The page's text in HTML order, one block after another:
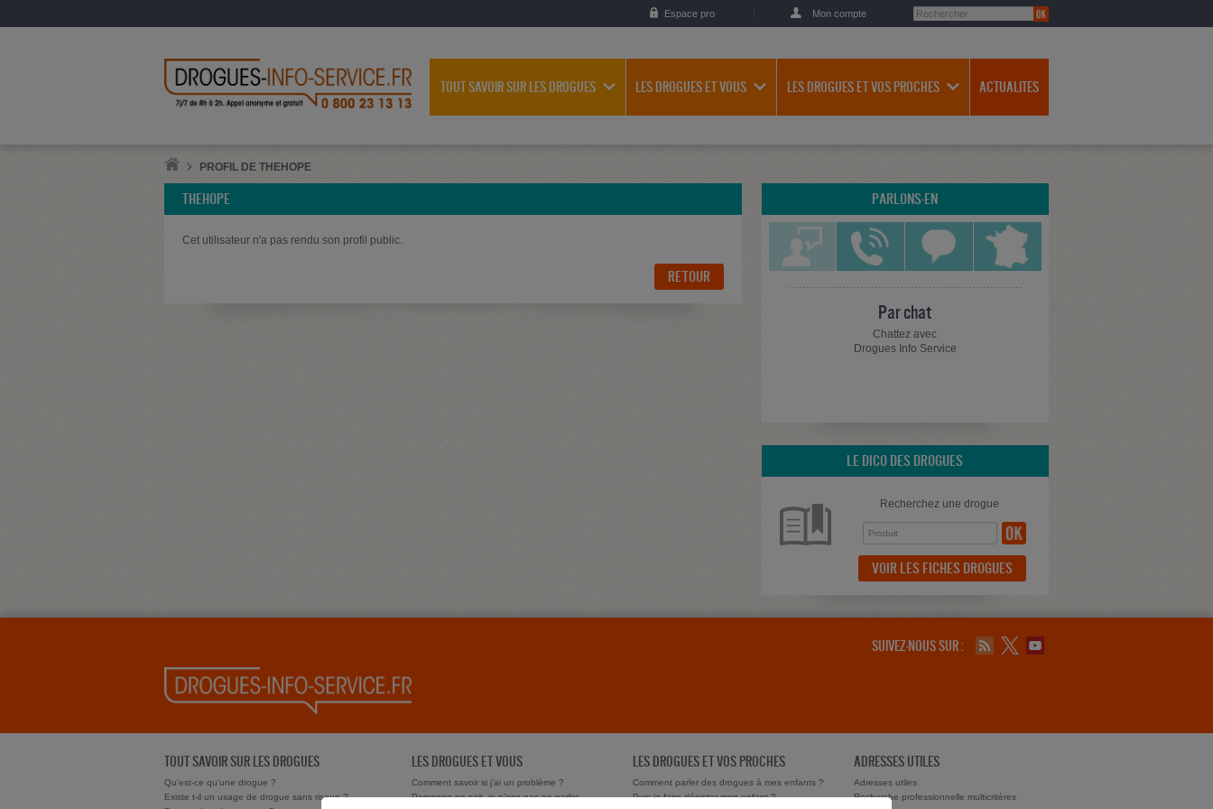
Espace pro Mon compte
TOUT SAVOIR SUR LES DROGUES LES DROGUES ET VOUS LES DROGUES ET VOS PROCHES ACTUALITES
PROFIL DE THEHOPE
THEHOPE
Cet utilisateur n'a pas rendu son profil public.
RETOUR
PARLONS-EN
Par chat
Chattez avec
Drogues Info Service
LE DICO DES DROGUES
Recherchez une drogue
VOIR LES FICHES DROGUES
SUIVEZ-NOUS SUR :
TOUT SAVOIR SUR LES DROGUES
Qu'est-ce qu'une drogue ?
Existe t-il un usage de drogue sans risque ?
LES DROGUES ET VOUS
Comment savoir si j'ai un problème ?
Personne ne sait, je n'ose pas en parler
LES DROGUES ET VOS PROCHES
Comment parler des drogues à mes enfants ?
Puis-je faire dépister mon enfant ?
ADRESSES UTILES
Adresses utiles
Recherche professionnelle multicritères